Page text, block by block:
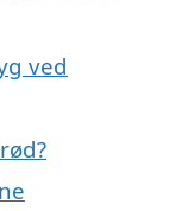
ved